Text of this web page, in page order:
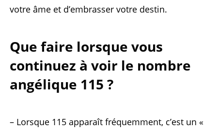
votre âme et d’embrasser votre destin.
Que faire lorsque vous
continuez à voir le nombre
angélique 115 ?
– Lorsque 115 apparaît fréquemment, c’est un «